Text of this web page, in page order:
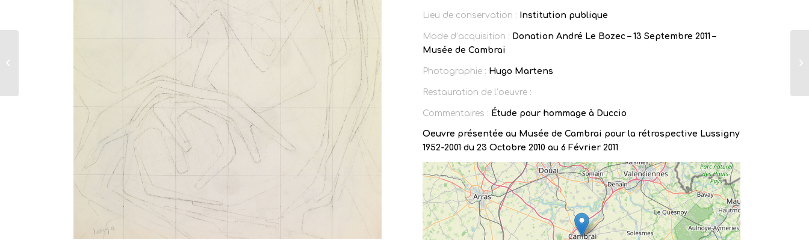
Lieu de conservation : Institution publique
Mode d’acquisition : Donation André Le Bozec – 13 Septembre 2011 –
Musée de Cambrai
Photographie : Hugo Martens
Restauration de l’oeuvre :
Commentaires : Étude pour hommage à Duccio
Oeuvre présentée au Musée de Cambrai pour la rétrospective Lussigny
1952-2001 du 23 Octobre 2010 au 6 Février 2011